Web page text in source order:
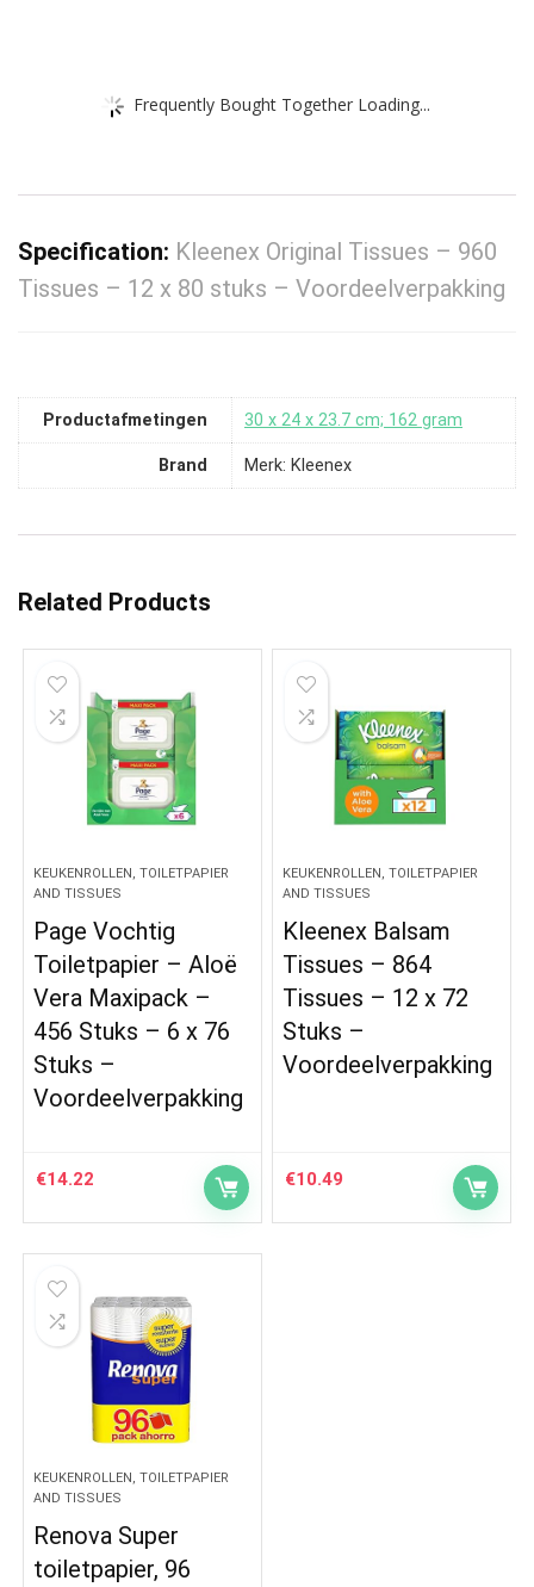
Frequently Bought Together Loading...
Specification: Kleenex Original Tissues – 960
Tissues – 12 x 80 stuks – Voordeelverpakking
Productafmetingen ‎30 x 24 x 23.7 cm; 162 gram
Brand Merk: Kleenex
Related Products
KEUKENROLLEN, TOILETPAPIER
AND TISSUES
Page Vochtig
Toiletpapier – Aloë
Vera Maxipack –
456 Stuks – 6 x 76
Stuks –
Voordeelverpakking
€14.22
KEUKENROLLEN, TOILETPAPIER
AND TISSUES
Kleenex Balsam
Tissues – 864
Tissues – 12 x 72
Stuks –
Voordeelverpakking
€10.49
KEUKENROLLEN, TOILETPAPIER
AND TISSUES
Renova Super
toiletpapier, 96